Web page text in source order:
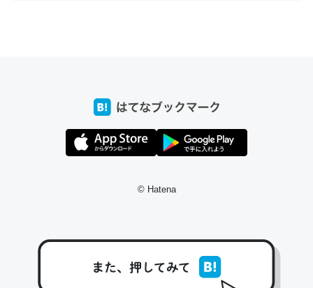
─たまにLINEするくらいだった遠方の父67歳と僕。ITツール導入で
コミュニケーションが劇的に変化した｜tayorini by LIFULL介護
回線代ほとんどかからないですよ。参考：
https://toyoshi.hatenablog.com/entry/2019/05/15/1805
© Hatena